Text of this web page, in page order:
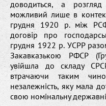
доводиться, а розгляд
можливий лише в
грудня 1920 р. між
договір про
грудня 1922 р. УСРР
Закавказькою РФСР
увійшла до складу
втрачаючи таким
незалежність, яку мала
свою номінальну